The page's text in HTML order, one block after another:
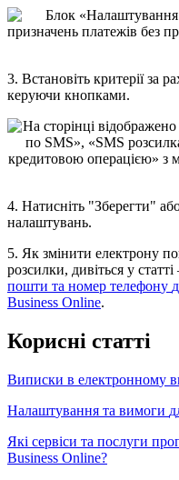
3. Встановіть критерії за ра
керуючи кнопками.
4. Натисніть "Зберегти" аб
налаштувань.
5. Як змінити електрону по
розсилки, дивіться у статті
пошти та номер телефону д
Business Online.
Корисні статті
Виписки в електронному в
Налаштування та вимоги д
Які сервіси та послуги про
Business Online?